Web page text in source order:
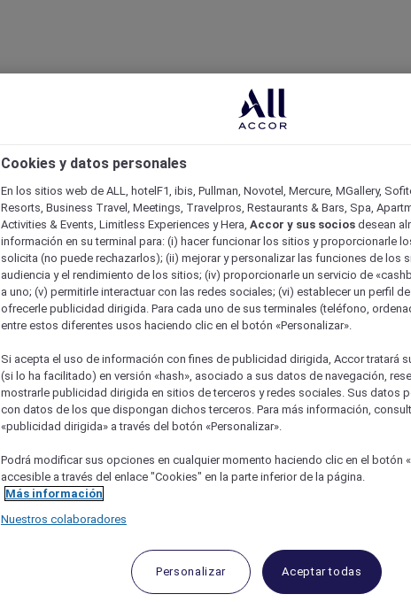
Cookies y datos personales
En los sitios web de ALL, hotelF1, ibis, Pullman, Novotel, Mercure, MGallery,
Resorts, Business Travel, Meetings, Travelpros, Restaurants & Bars, Spa,
Activities & Events, Limitless Experiences y Hera, Accor y sus socios desean
información en su terminal para: (i) hacer funcionar los sitios y proporcionarle
solicita (no puede rechazarlos); (ii) mejorar y personalizar las funciones de los
audiencia y el rendimiento de los sitios; (iv) proporcionarle un servicio de
a uno; (v) permitirle interactuar con las redes sociales; (vi) establecer un perfil
ofrecerle publicidad dirigida. Para cada uno de sus terminales (teléfono,
entre estos diferentes usos haciendo clic en el botón «Personalizar».
Si acepta el uso de información con fines de publicidad dirigida, Accor tratará
(si lo ha facilitado) en versión «hash», asociado a sus datos de navegación,
mostrarle publicidad dirigida en sitios de terceros y redes sociales. Sus datos
con datos de los que dispongan dichos terceros. Para más información,
«publicidad dirigida» a través del botón «Personalizar».
Podrá modificar sus opciones en cualquier momento haciendo clic en el botón
accesible a través del enlace "Cookies" en la parte inferior de la página.
Más información
Nuestros colaboradores
Personalizar Aceptar todas